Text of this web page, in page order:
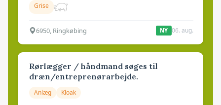
Grise
6950, Ringkøbing NY 06. aug.
Rørlægger / håndmand søges til
dræn/entreprenørarbejde.
Anlæg Kloak